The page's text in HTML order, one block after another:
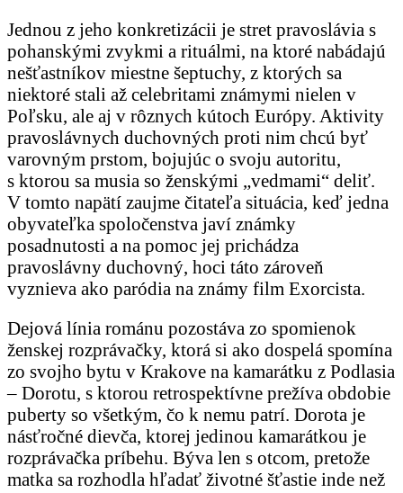
Jednou z jeho konkretizácii je stret pravoslávia s
pohanskými zvykmi a rituálmi, na ktoré nabádajú
nešťastníkov miestne šeptuchy, z ktorých sa
niektoré stali až celebritami známymi nielen v
Poľsku, ale aj v rôznych kútoch Európy. Aktivity
pravoslávnych duchovných proti nim chcú byť
varovným prstom, bojujúc o svoju autoritu,
s ktorou sa musia so ženskými „vedmami“ deliť.
V tomto napätí zaujme čitateľa situácia, keď jedna
obyvateľka spoločenstva javí známky
posadnutosti a na pomoc jej prichádza
pravoslávny duchovný, hoci táto zároveň
vyznieva ako paródia na známy film Exorcista.
Dejová línia románu pozostáva zo spomienok
ženskej rozprávačky, ktorá si ako dospelá spomína
zo svojho bytu v Krakove na kamarátku z Podlasia
– Dorotu, s ktorou retrospektívne prežíva obdobie
puberty so všetkým, čo k nemu patrí. Dorota je
násťročné dievča, ktorej jedinou kamarátkou je
rozprávačka príbehu. Býva len s otcom, pretože
matka sa rozhodla hľadať životné šťastie inde než